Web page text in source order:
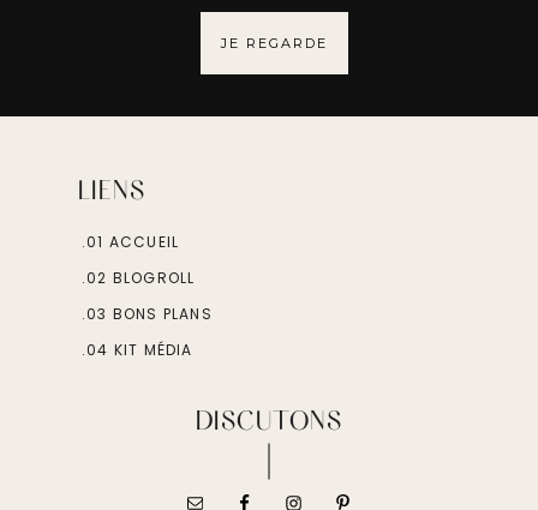
JE REGARDE
LIENS
.01 ACCUEIL
.02 BLOGROLL
.03 BONS PLANS
.04 KIT MÉDIA
DISCUTONS